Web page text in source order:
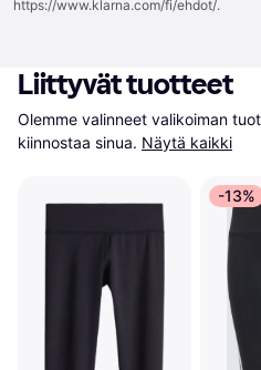
https://www.klarna.com/fi/ehdot/.
Liittyvät tuotteet
Olemme valinneet valikoiman
kiinnostaa sinua. Näytä kaikki
-13%